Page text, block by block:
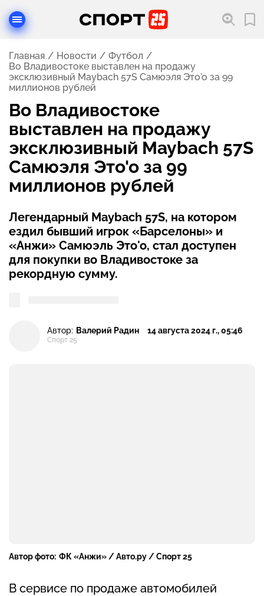
Главная Новости
Футбол
Во Владивостоке выставлен на продажу
эксклюзивный Maybach 57S Самюэля Это'о за 99
миллионов рублей
Во Владивостоке
выставлен на продажу
эксклюзивный Maybach 57S
Самюэля Это'о за 99
миллионов рублей
Легендарный Maybach 57S, на котором
ездил бывший игрок «Барселоны» и
«Анжи» Самюэль Это'о, стал доступен
для покупки во Владивостоке за
рекордную сумму.
Автор: Валерий Радин
Спорт 25
14 августа 2024 г., 05:46
Автор фото: ФК «Анжи» / Авто.ру / Спорт 25
В сервисе по продаже автомобилей